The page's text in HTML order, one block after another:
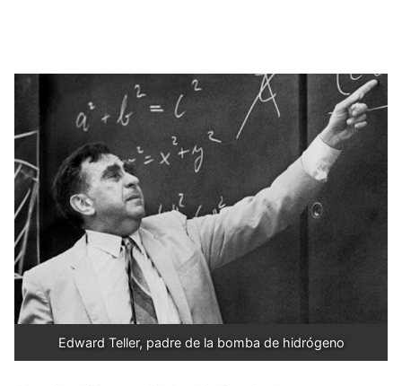
Edward Teller, padre de la bomba de hidrógeno